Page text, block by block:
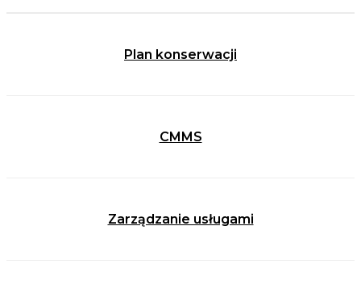
Plan konserwacji
CMMS
Zarządzanie usługami